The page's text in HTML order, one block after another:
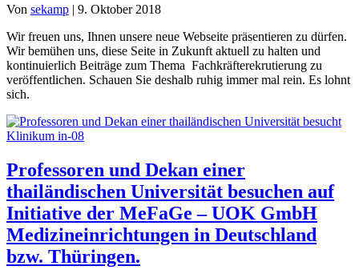
Von sekamp | 9. Oktober 2018
Wir freuen uns, Ihnen unsere neue Webseite präsentieren zu dürfen.
Wir bemühen uns, diese Seite in Zukunft aktuell zu halten und
kontinuierlich Beiträge zum Thema Fachkräfterekrutierung zu
veröffentlichen. Schauen Sie deshalb ruhig immer mal rein. Es lohnt
sich.
Professoren und Dekan einer
thailändischen Universität besuchen auf
Initiative der MeFaGe – UOK GmbH
Medizineinrichtungen in Deutschland
bzw. Thüringen.